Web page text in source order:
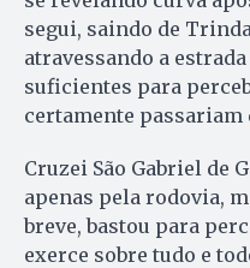
segui, saindo de
atravessando a
suficientes para
certamente passariam
Cruzei São Gabriel de
apenas pela rodovia,
breve, bastou para
exerce sobre tudo e